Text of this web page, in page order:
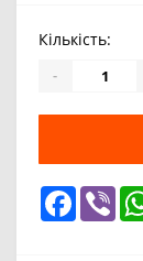
Кількість:
-
Facebook